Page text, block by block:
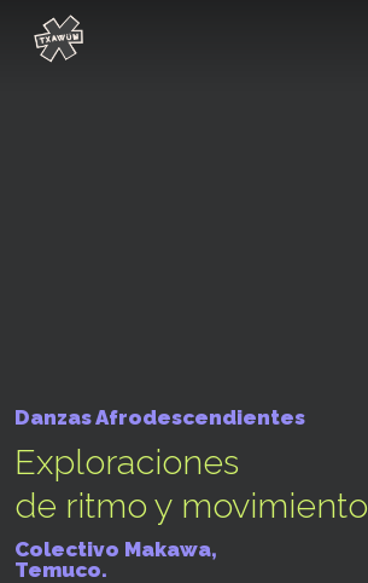
Skip
Danzas Afrodescendientes
Exploraciones
de ritmo y movimiento
Colectivo Makawa,
Temuco.